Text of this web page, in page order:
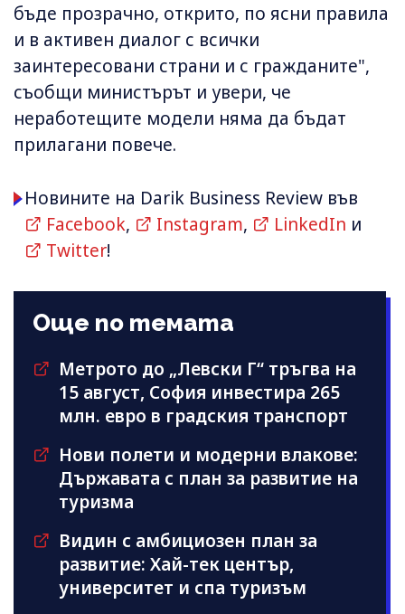
бъде прозрачно, открито, по ясни правила
и в активен диалог с всички
заинтересовани страни и с гражданите",
съобщи министърът и увери, че
неработещите модели няма да бъдат
прилагани повече.
Новините на Darik Business Review във
Facebook, Instagram, LinkedIn и
Twitter!
Още по темата
Метрото до „Левски Г“ тръгва на
15 август, София инвестира 265
млн. евро в градския транспорт
Нови полети и модерни влакове:
Държавата с план за развитие на
туризма
Видин с амбициозен план за
развитие: Хай-тек център,
университет и спа туризъм